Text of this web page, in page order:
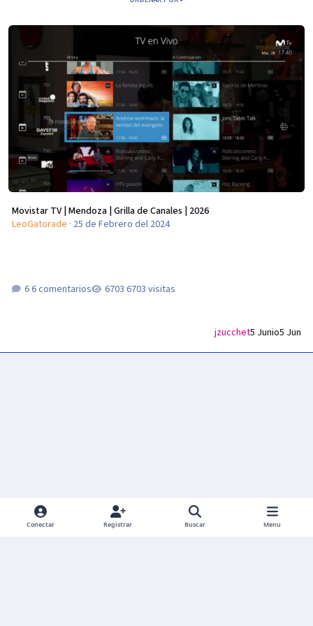
Movistar TV | Mendoza | Grilla de Canales | 2026
Movistar TV | Mendoza | Grilla de Canales | 2026
LeoGatorade · 25 de Febrero del 2024
6 comentarios 6703 visitas
jzucchet5 Junio5 Jun
Conectar Registrar Buscar Menu